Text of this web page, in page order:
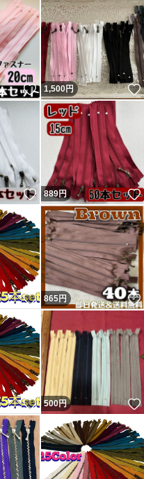
いいね！
1,500円
いいね！
889円
いいね！
865円
いいね！
500円